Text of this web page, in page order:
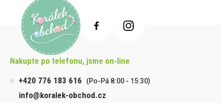
Nakupte po telefonu, jsme on-line
+420 776 183 616
(Po-Pá 8:00 - 15:30)
info@koralek-obchod.cz